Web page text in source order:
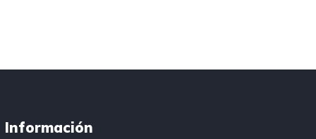
Información